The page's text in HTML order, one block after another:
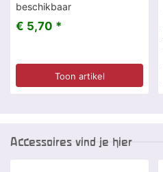
beschikbaar
€ 5,70 *
Toon artikel
Accessoires vind je hier